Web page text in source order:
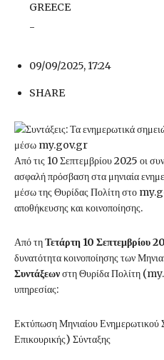
-
09/09/2025, 17:24
SHARE
Από τις 10 Σεπτεμβρίου 2025 οι
ασφαλή πρόσβαση στα μηνιαία
μέσω της Θυρίδας Πολίτη στο
αποθήκευσης και κοινοποίησης.
Από τηΤετάρτη 10 Σεπτεμβρίου
δυνατότητα κοινοποίησης των
Συντάξεωνστη Θυρίδα Πολίτη
υπηρεσίας:
Εκτύπωση Μηνιαίου Ενημερωτικού
Επικουρικής) Σύνταξης